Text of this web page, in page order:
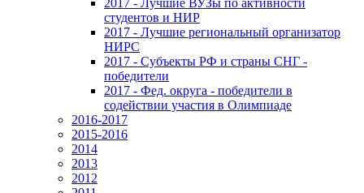
2017 - Лучшие ВУЗы по активности
студентов и НИР
2017 - Лучшие региональный организатор
НИРС
2017 - Субъекты РФ и страны СНГ -
победители
2017 - Фед. округа - победители в
содействии участия в Олимпиаде
2016-2017
2015-2016
2014
2013
2012